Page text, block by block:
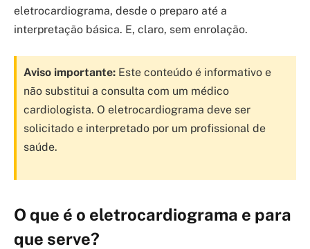
eletrocardiograma, desde o preparo até a
interpretação básica. E, claro, sem enrolação.
Aviso importante: Este conteúdo é informativo e
não substitui a consulta com um médico
cardiologista. O eletrocardiograma deve ser
solicitado e interpretado por um profissional de
saúde.
O que é o eletrocardiograma e para
que serve?